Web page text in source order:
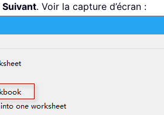
Suivant. Voir la capture d’écran :